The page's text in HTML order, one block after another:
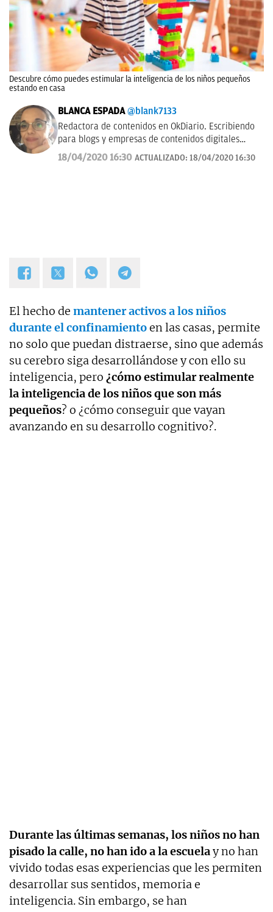
Descubre cómo puedes estimular la inteligencia de los niños pequeños
estando en casa
BLANCA ESPADA @blank7133
Redactora de contenidos en OkDiario. Escribiendo
para blogs y empresas de contenidos digitales
desde 2007.
18/04/2020 16:30 ACTUALIZADO: 18/04/2020 16:30
El hecho de mantener activos a los niños
durante el confinamientoen las casas, permite
no solo que puedan distraerse, sino que además
su cerebro siga desarrollándose y con ello su
inteligencia, pero ¿cómo estimular realmente
la inteligencia de los niños que son más
pequeños? o ¿cómo conseguir que vayan
avanzando en su desarrollo cognitivo?.
Durante las últimas semanas, los niños no han
pisado la calle, no han ido a la escuelay no han
vivido todas esas experiencias que les permiten
desarrollar sus sentidos, memoria e
inteligencia. Sin embargo, se han